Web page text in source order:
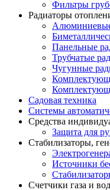
Фильтры
Радиаторы
Панельные
Трубчатые
Чугунные
Садовая техника
Системы
Средства
Защита для
Стабилизаторы,
Источники
Счетчики газа и